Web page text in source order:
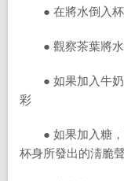
● 在將水倒入杯
● 觀察茶葉將水
● 如果加入牛奶
彩
● 如果加入糖，
杯身所發出的淸脆